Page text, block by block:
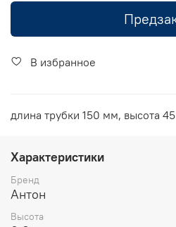
В избранное
длина трубки 150 мм, высота
Характеристики
Бренд
Антон
Высота